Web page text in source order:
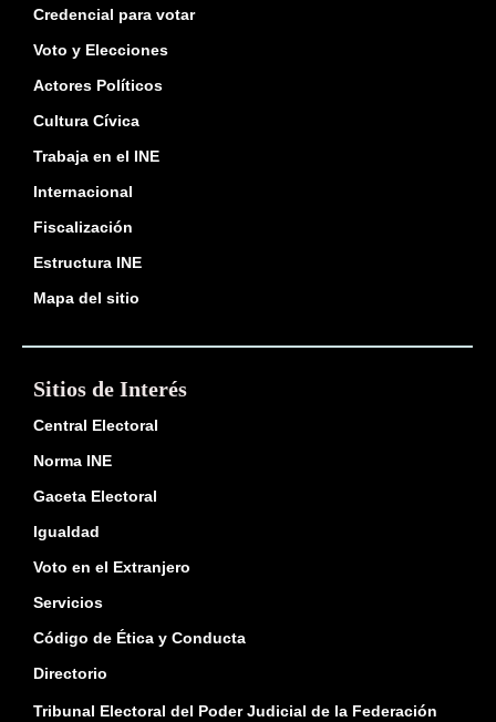
Credencial para votar
Voto y Elecciones
Actores Políticos
Cultura Cívica
Trabaja en el INE
Internacional
Fiscalización
Estructura INE
Mapa del sitio
Sitios de Interés
Central Electoral
Norma INE
Gaceta Electoral
Igualdad
Voto en el Extranjero
Servicios
Código de Ética y Conducta
Directorio
Tribunal Electoral del Poder Judicial de la Federación